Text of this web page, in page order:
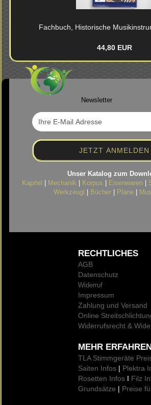
Fach­buch, His­to­ri­sche
44,80 EUR
Newsletter
Unser Katalog zum
Kapitel
Mechanik Korpus Eisenwaren
Werkzeugl
Bücher Pläne
RECHTLICHES
AGB
Datenschutz
Widerruf
Impressum
Zahlung und Versand
Online
Widerrufsrecht &
MEHR ERFAHREN
TLA Stimmgeräte
Saiten Infos | Plektra
Rosetten Infos I Filz
Grundsätze | Preise